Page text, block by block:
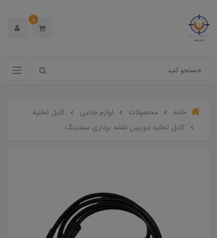
0
خانه محصولات لوازم جانبی
کابل تخلیه
کابل تخلیه دوربین نقشه برداری سندینگ